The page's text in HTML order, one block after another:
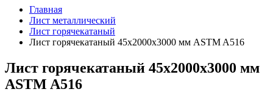
Главная
Лист металлический
Лист горячекатаный
Лист горячекатаный 45х2000х3000 мм ASTM A516
Лист горячекатаный 45х2000х3000 мм
ASTM A516